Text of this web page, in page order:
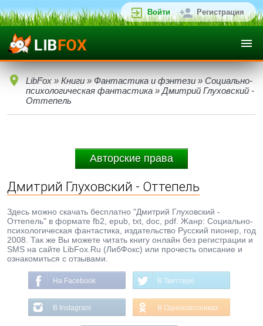
Войти Регистрация
LibFox » Книги » Фантастика и фэнтези » Социально-
психологическая фантастика » Дмитрий Глуховский -
Оттепель
Авторские права
Дмитрий Глуховский - Оттепель
Здесь можно скачать бесплатно "Дмитрий Глуховский -
Оттепель" в формате fb2, epub, txt, doc, pdf. Жанр: Социально-
психологическая фантастика, издательство Русский пионер, год
2008. Так же Вы можете читать книгу онлайн без регистрации и
SMS на сайте LibFox.Ru (ЛибФокс) или прочесть описание и
ознакомиться с отзывами.
На Facebook В Твиттере
В Instagram В Одноклассниках